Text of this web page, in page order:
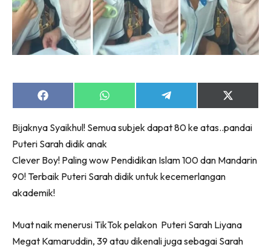
Share
on
Share
on
Share
on
Share
on
(Twitter)
Bijaknya Syaikhul! Semua subjek dapat 80 ke atas..pandai
Puteri Sarah didik anak
Clever Boy! Paling wow Pendidikan Islam 100 dan Mandarin
90! Terbaik Puteri Sarah didik untuk kecemerlangan
akademik!
Muat naik menerusi TikTok pelakon Puteri Sarah Liyana
Megat Kamaruddin, 39 atau dikenali juga sebagai Sarah